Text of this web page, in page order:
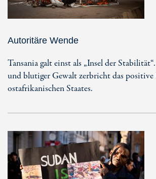
Autoritäre Wende
Tansania galt einst als „Insel der
und blutiger Gewalt zerbricht das positive
ostafrikanischen Staates.